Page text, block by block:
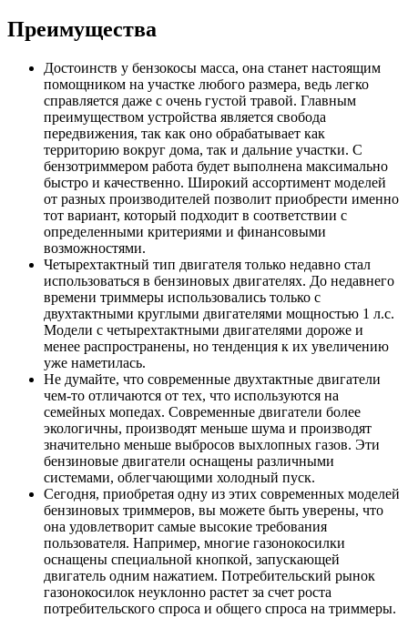
Преимущества
Достоинств у бензокосы масса, она станет настоящим
помощником на участке любого размера, ведь легко
справляется даже с очень густой травой. Главным
преимуществом устройства является свобода
передвижения, так как оно обрабатывает как
территорию вокруг дома, так и дальние участки. С
бензотриммером работа будет выполнена максимально
быстро и качественно. Широкий ассортимент моделей
от разных производителей позволит приобрести именно
тот вариант, который подходит в соответствии с
определенными критериями и финансовыми
возможностями.
Четырехтактный тип двигателя только недавно стал
использоваться в бензиновых двигателях. До недавнего
времени триммеры использовались только с
двухтактными круглыми двигателями мощностью 1 л.с.
Модели с четырехтактными двигателями дороже и
менее распространены, но тенденция к их увеличению
уже наметилась.
Не думайте, что современные двухтактные двигатели
чем-то отличаются от тех, что используются на
семейных мопедах. Современные двигатели более
экологичны, производят меньше шума и производят
значительно меньше выбросов выхлопных газов. Эти
бензиновые двигатели оснащены различными
системами, облегчающими холодный пуск.
Сегодня, приобретая одну из этих современных моделей
бензиновых триммеров, вы можете быть уверены, что
она удовлетворит самые высокие требования
пользователя. Например, многие газонокосилки
оснащены специальной кнопкой, запускающей
двигатель одним нажатием. Потребительский рынок
газонокосилок неуклонно растет за счет роста
потребительского спроса и общего спроса на триммеры.